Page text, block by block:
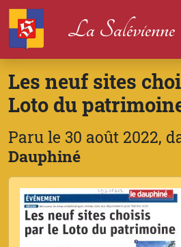
La Salévienne
Les neuf sites
Loto du
Paru le 30 août 2022,
Dauphiné